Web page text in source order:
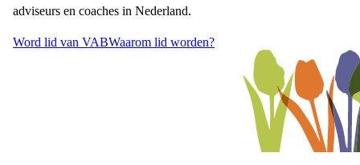
adviseurs en coaches in Nederland.
Word lid van VABWaarom lid worden?